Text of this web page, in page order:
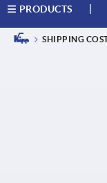
PRODUCTS
SHIPPING